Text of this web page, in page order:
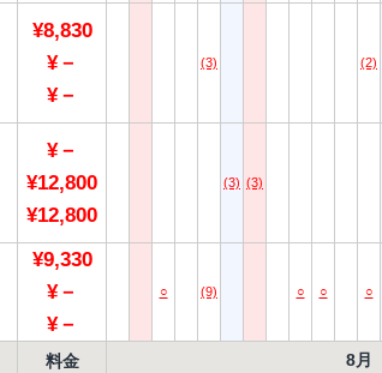
¥8,830
¥－
¥－
(3) (2)
¥－
¥12,800
¥12,800
(3) (3)
¥9,330
¥－
¥－
○ (9) ○ ○ ○
料金 8月